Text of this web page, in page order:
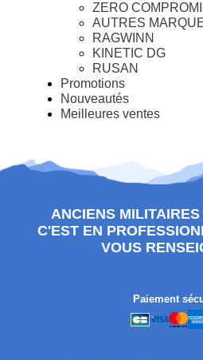
ZERO
AUTRES
RAGWINN
KINETIC DG
RUSAN
Promotions
Nouveautés
Meilleures ventes
ANCIENS
C'EST EN
VOUS
Paiement